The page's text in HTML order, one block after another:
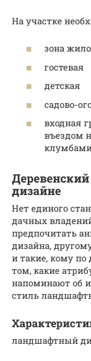
На участке
зона
гостевая
детская
садово-
входная
въездом
дизайне
Нет единого
дачных
предпочитать
дизайна,
и такие, кому
том, какие
напоминают об
стиль
ландшафтный